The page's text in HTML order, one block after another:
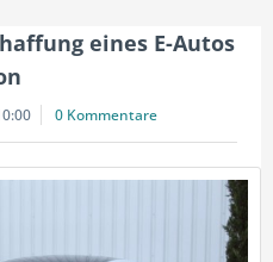
eines E-Autos
0 Kommentare